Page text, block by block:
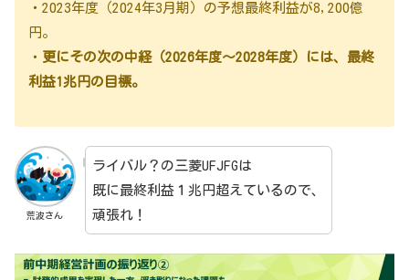
・2023年度（2024年3月期）の予想最終利益が8,200億
円。
・ 更にその次の中経（2026年度～2028年度）には、最終
利益1兆円の目標。
荒波さん
ライバル？の三菱UFJFGは
既に最終利益１兆円超えているので、
頑張れ！